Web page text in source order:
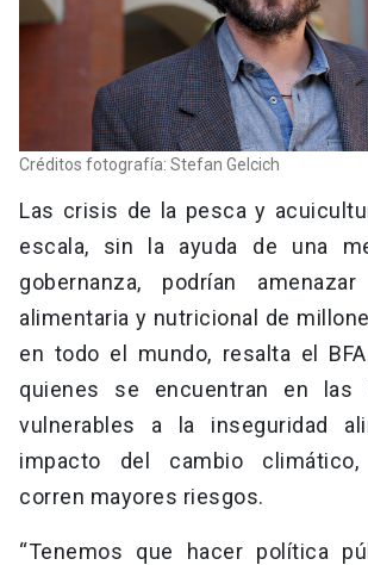
Créditos fotografía: Stefan Gelcich
Las crisis de la pesca y
escala, sin la ayuda de una
gobernanza, podrían
alimentaria y nutricional de
en todo el mundo, resalta el
quienes se encuentran en las
vulnerables a la inseguridad
impacto del cambio
corren mayores riesgos.
“Tenemos que hacer política